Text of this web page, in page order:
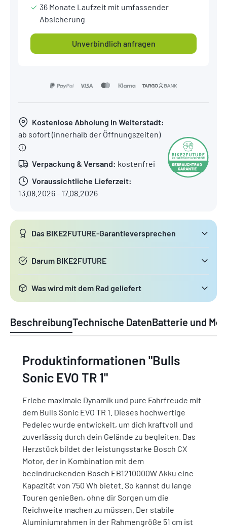
36 Monate Laufzeit mit umfassender
Absicherung
Unverbindlich anfragen
Kostenlose Abholung in Weiterstadt:
ab sofort (innerhalb der Öffnungszeiten)
Verpackung & Versand: kostenfrei
Voraussichtliche Lieferzeit:
13.08.2026 - 17.08.2026
Das BIKE2FUTURE-Garantieversprechen
Darum BIKE2FUTURE
Was wird mit dem Rad geliefert
BeschreibungTechnische DatenBatterie und
Produktinformationen "Bulls
Sonic EVO TR 1"
Erlebe maximale Dynamik und pure Fahrfreude mit
dem Bulls Sonic EVO TR 1. Dieses hochwertige
Pedelec wurde entwickelt, um dich kraftvoll und
zuverlässig durch dein Gelände zu begleiten. Das
Herzstück bildet der leistungsstarke Bosch CX
Motor, der in Kombination mit dem
beeindruckenden Bosch EB1210000W Akku eine
Kapazität von 750 Wh bietet. So kannst du lange
Touren genießen, ohne dir Sorgen um die
Reichweite machen zu müssen. Der stabile
Aluminiumrahmen in der Rahmengröße 51 cm ist